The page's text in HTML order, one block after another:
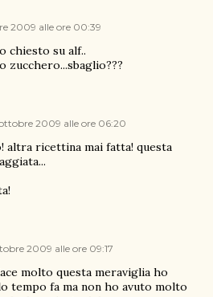
2009 alle ore 00:39
chiesto su alf..
zucchero...sbaglio???
ottobre 2009 alle ore 06:20
altra ricettina mai fatta! questa
2009 alle ore 09:17
molto questa meraviglia ho
tempo fa ma non ho avuto molto